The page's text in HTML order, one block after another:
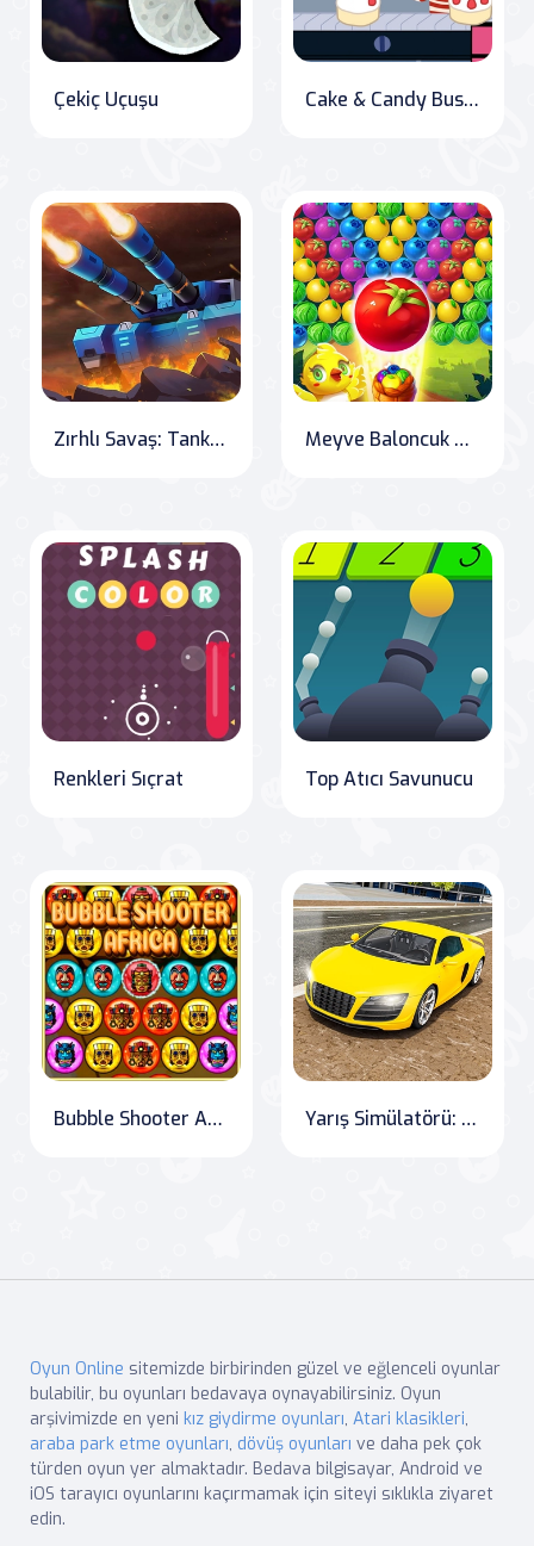
Çekiç Uçuşu Cake & Candy Business Tycoon
Zırhlı Savaş: Tank Dünya Ligi Meyve Baloncuk Avcıları
Renkleri Sıçrat Top Atıcı Savunucu
Bubble Shooter Afrika Yarış Simülatörü: Araba Yarışı
Oyun Online sitemizde birbirinden güzel ve eğlenceli oyunlar
bulabilir, bu oyunları bedavaya oynayabilirsiniz. Oyun
arşivimizde en yeni kız giydirme oyunları, Atari klasikleri,
araba park etme oyunları, dövüş oyunları ve daha pek çok
türden oyun yer almaktadır. Bedava bilgisayar, Android ve
iOS tarayıcı oyunlarını kaçırmamak için siteyi sıklıkla ziyaret
edin.